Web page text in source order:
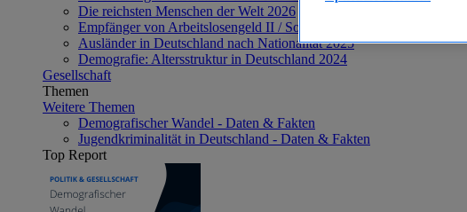
Die reichsten Menschen der Welt 2026
Empfänger von Arbeitslosengeld II / Sozialgeld / Bürgergeld in
Ausländer in Deutschland nach Nationalität 2025
Demografie: Altersstruktur in Deutschland 2024
Gesellschaft
Themen
Weitere Themen
Demografischer Wandel - Daten & Fakten
Jugendkriminalität in Deutschland - Daten & Fakten
Top Report